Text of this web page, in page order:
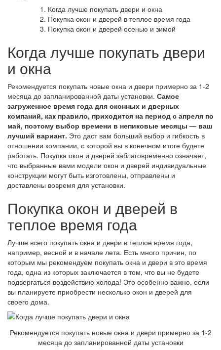
Когда лучше покупать двери и окна
Покупка окон и дверей в теплое время года
Покупка окон и дверей осенью и зимой
Когда лучше покупать двери
и окна
Рекомендуется покупать новые окна и двери примерно за 1-2
месяца до запланированной даты установки. Самое
загруженное время года для оконных и дверных
компаний, как правило, приходится на период с апреля по
май, поэтому выбор времени в непиковые месяцы — ваш
лучший вариант. Это даст вам больший выбор и гибкость в
отношении компании, с которой вы в конечном итоге будете
работать. Покупка окон и дверей заблаговременно означает,
что выбранные вами модели окон и дверей индивидуальные
конструкции могут быть изготовлены, отправлены и
доставлены вовремя для установки.
Покупка окон и дверей в
теплое время года
Лучше всего покупать окна и двери в теплое время года,
например, весной и в начале лета. Есть много причин, по
которым мы рекомендуем покупать окна и двери в это время
года, одна из которых заключается в том, что вы не будете
подвергаться воздействию холода! Это особенно важно, если
вы планируете приобрести несколько окон и дверей для
своего дома.
Рекомендуется покупать новые окна и двери примерно за 1-2
месяца до запланированной даты установки